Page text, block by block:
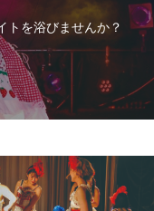
トを浴びませんか？